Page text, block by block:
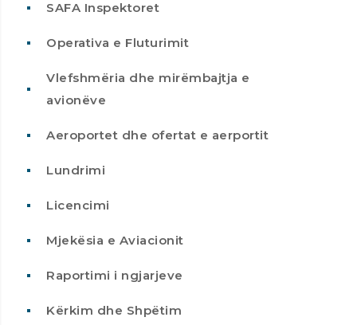
SAFA Inspektoret
Operativa e Fluturimit
Vlefshmëria dhe mirëmbajtja e
avionëve
Aeroportet dhe ofertat e aerportit
Lundrimi
Licencimi
Mjekësia e Aviacionit
Raportimi i ngjarjeve
Kërkim dhe Shpëtim